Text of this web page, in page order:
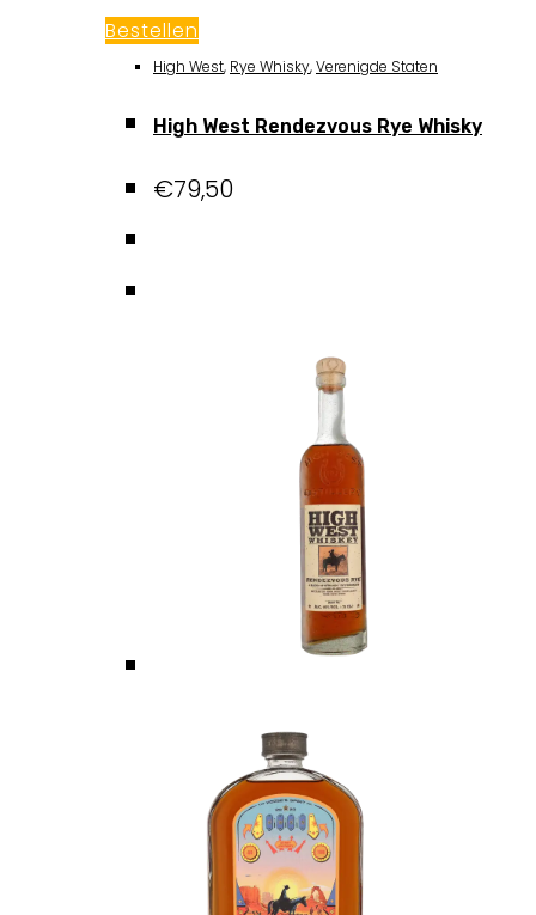
Bestellen
High West, Rye Whisky,Verenigde Staten
High West Rendezvous Rye Whisky
€79,50